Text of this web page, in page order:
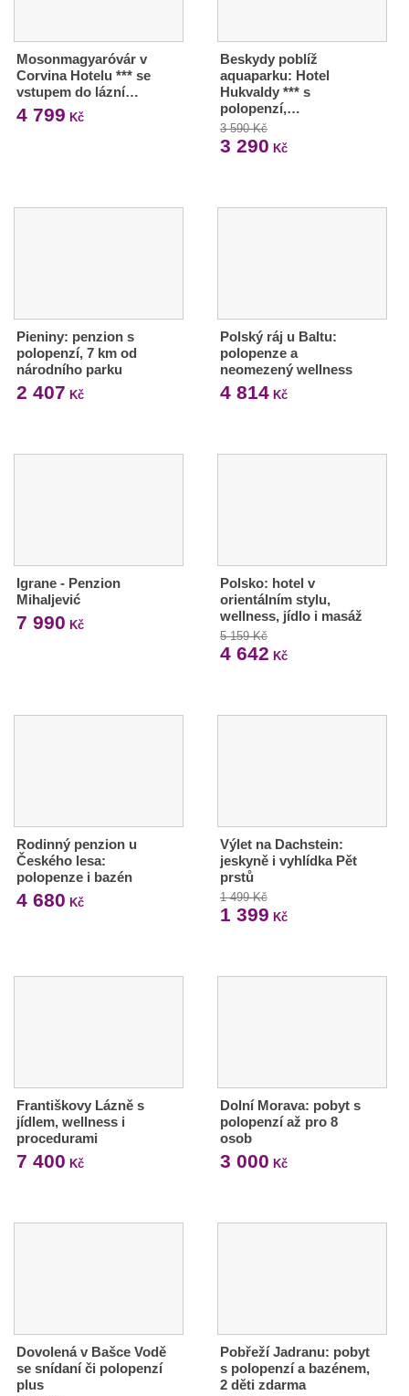
Mosonmagyaróvár v
Corvina Hotelu *** se
vstupem do lázní…
4 799 Kč
Beskydy poblíž
aquaparku: Hotel
Hukvaldy *** s
polopenzí,…
3 590 Kč
3 290 Kč
Pieniny: penzion s
polopenzí, 7 km od
národního parku
2 407 Kč
Polský ráj u Baltu:
polopenze a
neomezený wellness
4 814Kč
Igrane - Penzion
Mihaljević
7 990 Kč
Polsko: hotel v
orientálním stylu,
wellness, jídlo i masáž
5 159 Kč
4 642 Kč
Rodinný penzion u
Českého lesa:
polopenze i bazén
4 680 Kč
Výlet na Dachstein:
jeskyně i vyhlídka Pět
prstů
1 499 Kč
1 399 Kč
Františkovy Lázně s
jídlem, wellness i
procedurami
7 400 Kč
Dolní Morava: pobyt s
polopenzí až pro 8
osob
3 000 Kč
Dovolená v Bašce Vodě
se snídaní či polopenzí
plus
Pobřeží Jadranu: pobyt
s polopenzí a bazénem,
2 děti zdarma